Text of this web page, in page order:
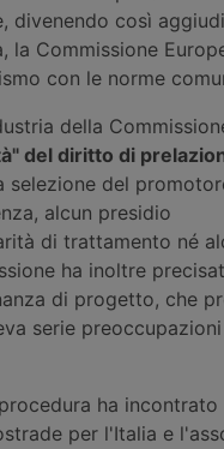
divenendo così
Commissione
con le norme
della
del diritto di
selezione del
alcun presidio
di trattamento né
ha inoltre
di progetto, che
serie
ha incontrato
per l'Italia e